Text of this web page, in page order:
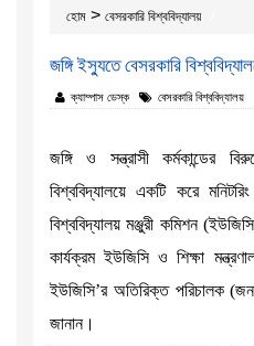
হোম > বেসরকারি বিশ্ববিদ্যালয়
জঙ্গি ইস্যুতে বেসরকারি
ক্যাম্পাস ডেস্ক বেসরকারি বিশ্ববিদ্যালয়
জঙ্গি ও সন্ত্রাসী কর্মকান্ডের
বিশ্ববিদ্যালয়ে একটি করে
বিশ্ববিদ্যালয় মঞ্জুরী কমিশন
কার্যক্রম ইউজিসি ও শিক্ষা
ইউজিসি’র অতিরিক্ত পরিচালক
জানান।